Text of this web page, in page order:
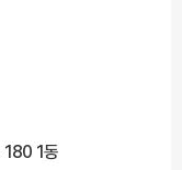
180 1동